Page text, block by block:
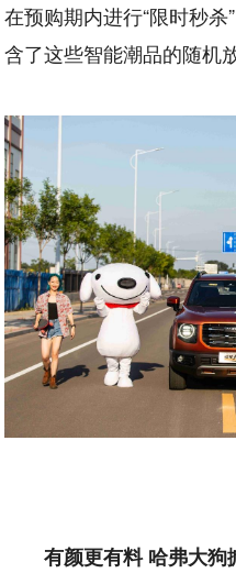
在预购期内进行“限时秒
含了这些智能潮品的随机放
有颜更有料 哈弗大狗